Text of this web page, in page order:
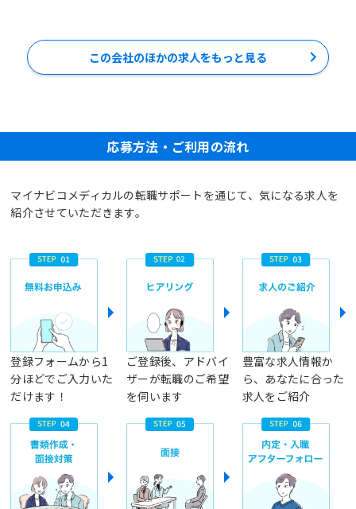
この会社のほかの求人をもっと見る
応募方法・ご利用の流れ
マイナビコメディカルの転職サポートを通じて、気になる求人を
紹介させていただきます。
登録フォームから1
分ほどでご入力いた
だけます！
ご登録後、アドバイ
ザーが転職のご希望
を伺います
豊富な求人情報か
ら、あなたに合った
求人をご紹介